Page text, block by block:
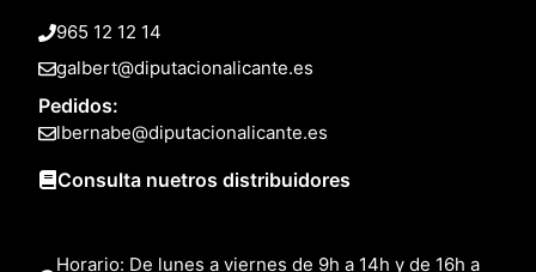
965 12 12 14
galbert@diputacionalicante.es
Pedidos:
lbernabe@diputacionalicante.es
Consulta nuetros distribuidores
Horario: De lunes a viernes de 9h a 14h y de 16h a